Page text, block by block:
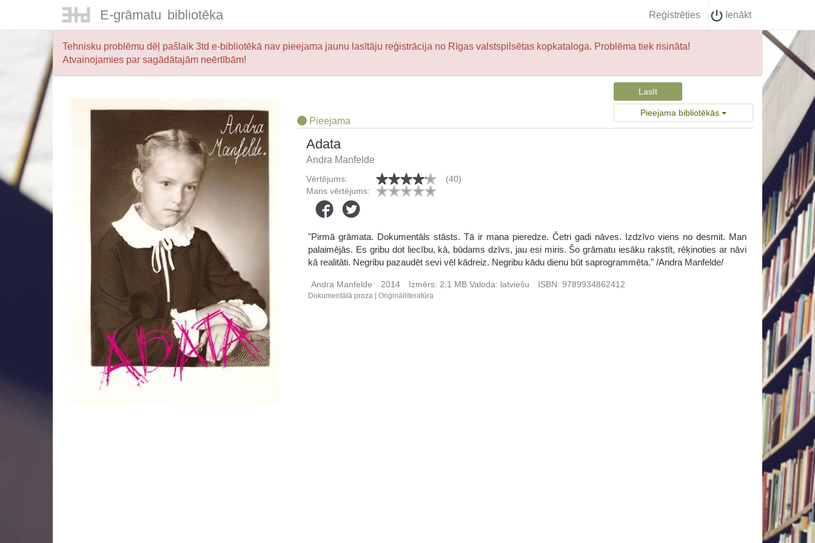
E-grāmatu bibliotēka Reģistrēties Ienākt
Tehnisku problēmu dēļ pašlaik 3td e-bibliotēkā nav pieejama jaunu lasītāju reģistrācija no Rīgas valstspilsētas kopkataloga. Problēma tiek risināta!
Atvainojamies par sagādātajām neērtībām!
Lasīt
Pieejama bibliotēkās
Pieejama
Adata
Andra Manfelde
Vērtējums:
(40)
Mans vērtējums:
"Pirmā grāmata. Dokumentāls stāsts. Tā ir mana pieredze. Četri gadi nāves. Izdzīvo viens no desmit. Man
palaimējās. Es gribu dot liecību, kā, būdams dzīvs, jau esi miris. Šo grāmatu iesāku rakstīt, rēķinoties ar nāvi
kā realitāti. Negribu pazaudēt sevi vēl kādreiz. Negribu kādu dienu būt saprogrammēta." /Andra Manfelde/
Andra Manfelde 2014 Izmērs: 2,1 MBValoda: latviešu ISBN: 9789934862412
Dokumentālā proza Oriģinālliteratūra